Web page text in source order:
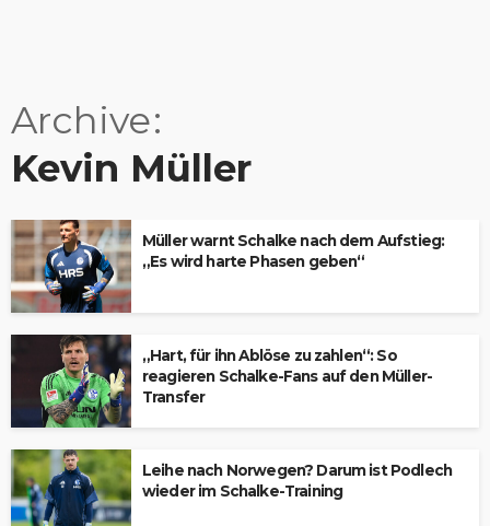
Archive
Kevin Müller
Müller warnt Schalke nach dem Aufstieg:
„Es wird harte Phasen geben“
„Hart, für ihn Ablöse zu zahlen“: So
reagieren Schalke-Fans auf den Müller-
Transfer
Leihe nach Norwegen? Darum ist Podlech
wieder im Schalke-Training